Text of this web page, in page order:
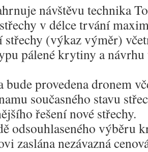
návštěvu technika
v délce trvání
střechy (výkaz výměr)
pálené krytiny a
bude provedena dronem
současného stavu
řešení nové střechy.
odsouhlaseného výběru
zaslána nezávazná